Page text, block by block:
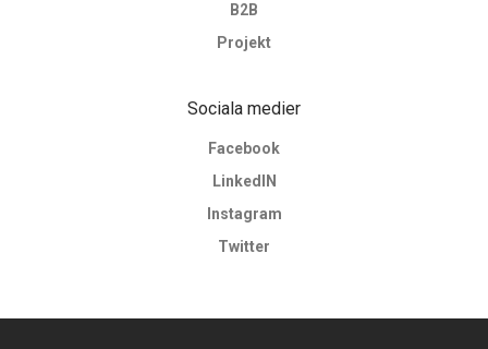
B2B
Projekt
Sociala medier
Facebook
LinkedIN
Instagram
Twitter